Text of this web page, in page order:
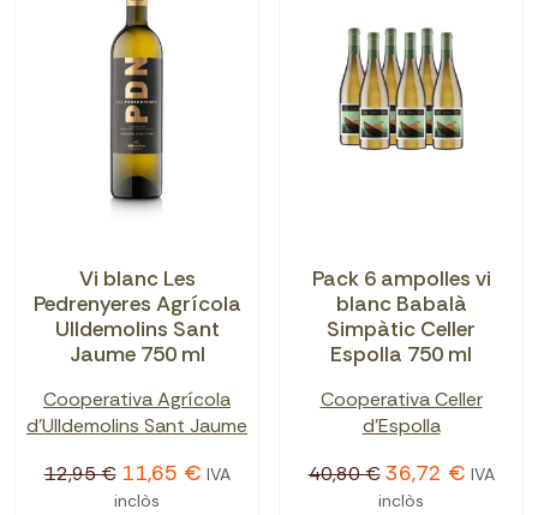
Vi blanc Les
Pedrenyeres Agrícola
Ulldemolins Sant
Jaume 750 ml
Cooperativa Agrícola
d'Ulldemolins Sant Jaume
12,95 € 11,65 € IVA
inclòs
Pack 6 ampolles vi
blanc Babalà
Simpàtic Celler
Espolla 750 ml
Cooperativa Celler
d'Espolla
40,80 € 36,72 € IVA
inclòs